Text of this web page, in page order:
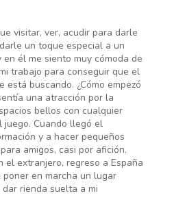
visitar, ver, acudir para darle
un toque especial a un
en él me siento muy cómoda de
trabajo para conseguir que el
buscando. ¿Cómo empezó
una atracción por la
bellos con cualquier
juego. Cuando llegó el
y a hacer pequeños
amigos, casi por afición.
el extranjero, regreso a España
en marcha un lugar
rienda suelta a mi